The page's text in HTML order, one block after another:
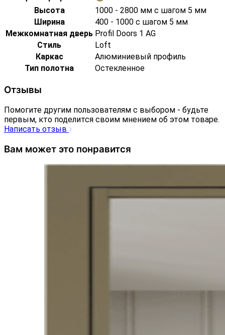
Высота
1000 - 2800 мм с шагом 5 мм
Ширина
400 - 1000 с шагом 5 мм
Межкомнатная дверь Profil Doors 1 AG
Стиль
Loft
Каркас
Алюминиевый профиль
Тип полотна
Остекленное
Отзывы
Помогите другим пользователям с выбором - будьте
первым, кто поделится своим мнением об этом товаре.
Написать отзыв
Вам может это понравится